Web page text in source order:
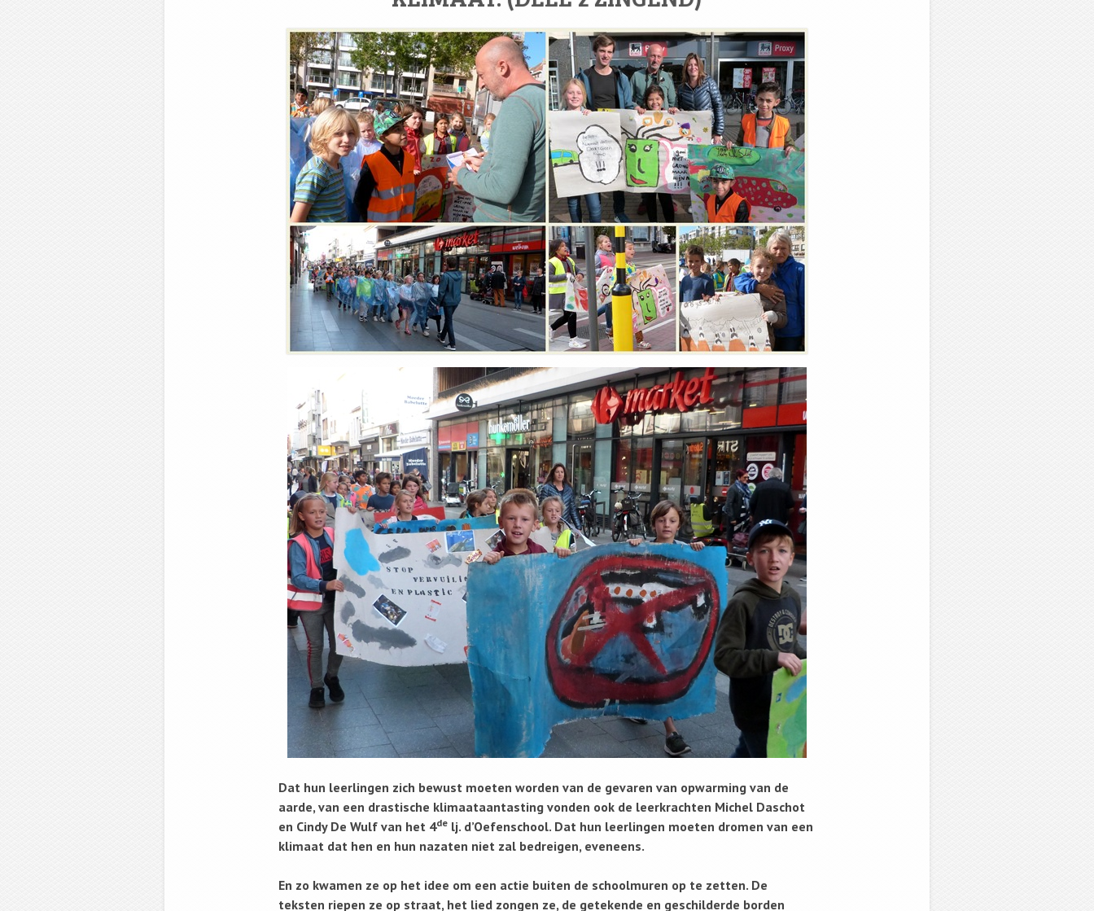
Dat hun leerlingen zich bewust moeten worden van de gevaren van opwarming van de
aarde, van een drastische klimaataantasting vonden ook de leerkrachten Michel Daschot
en Cindy De Wulf van het 4de lj. d’Oefenschool. Dat hun leerlingen moeten dromen van een
klimaat dat hen en hun nazaten niet zal bedreigen, eveneens.
En zo kwamen ze op het idee om een actie buiten de schoolmuren op te zetten. De
teksten riepen ze op straat, het lied zongen ze, de getekende en geschilderde borden